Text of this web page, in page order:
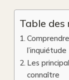
Table des
l’inquiétude
Les
connaître